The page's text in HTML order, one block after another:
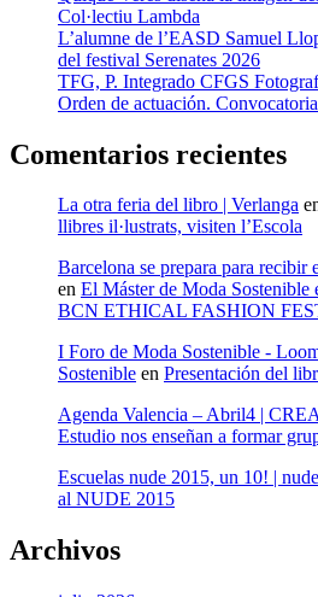
Col·lectiu Lambda
L’alumne de l’EASD Samuel
del festival Serenates 2026
TFG, P. Integrado CFGS
Orden de actuación.
Comentarios recientes
La otra feria del libro | Verlanga
llibres il·lustrats, visiten l’Escola
Barcelona se prepara para
en El Máster de Moda Sostenible
BCN ETHICAL FASHION
I Foro de Moda Sostenible -
Sostenible en Presentación del
Agenda Valencia – Abril4 |
Estudio nos enseñan a formar
Escuelas nude 2015, un 10! |
al NUDE 2015
Archivos